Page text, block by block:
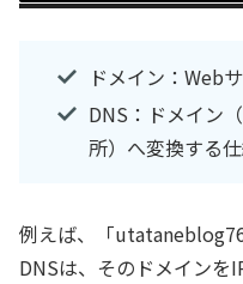
ドメイン：Web
DNS：ドメイン
所）へ変換する
例えば、「
DNSは、そのドメインを